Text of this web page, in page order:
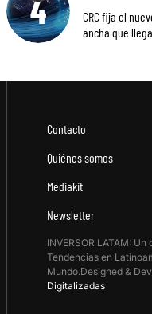
CRC fija el
ancha que
Contacto
Quiénes somos
Mediakit
Newsletter
INVERSOR LATAM:
Tendencias en
Mundo.Designed &
Digitalizadas